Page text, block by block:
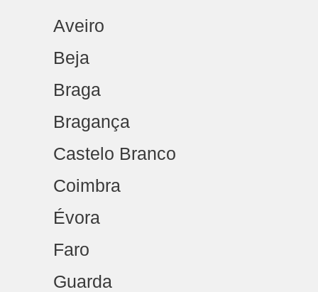
Aveiro
Beja
Braga
Bragança
Castelo Branco
Coimbra
Évora
Faro
Guarda